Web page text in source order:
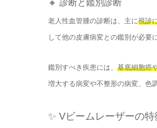
🔸 診断と鑑別診断
老人性血管腫の診断は、主に視診
して他の皮膚病変との鑑別が必要
鑑別すべき疾患には、 基底細胞癌
増大する病変や不整形の病変、色
✨ Vビームレーザーの